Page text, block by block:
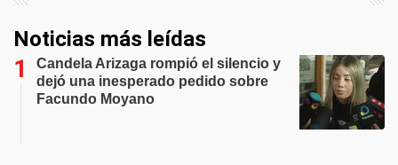
Noticias más leídas
Candela Arizaga rompió el silencio y
dejó una inesperado pedido sobre
Facundo Moyano